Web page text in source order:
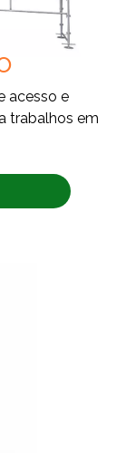
acesso e
trabalhos em